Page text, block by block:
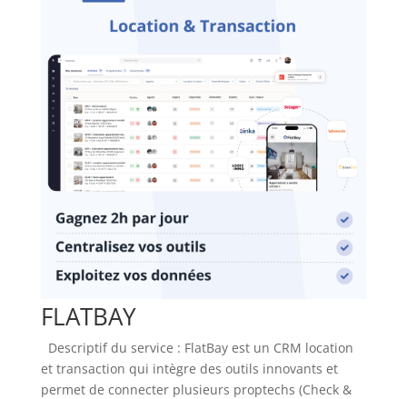
FLATBAY
Descriptif du service : FlatBay est un CRM location
et transaction qui intègre des outils innovants et
permet de connecter plusieurs proptechs (Check &